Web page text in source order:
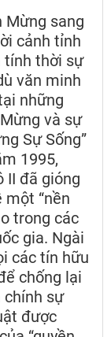
Mừng sang
cảnh tỉnh
tính thời sự
văn minh
những
và sự
Sự Sống”
1995,
II đã gióng
một “nền
trong các
gia. Ngài
các tín hữu
chống lại
chính sự
được